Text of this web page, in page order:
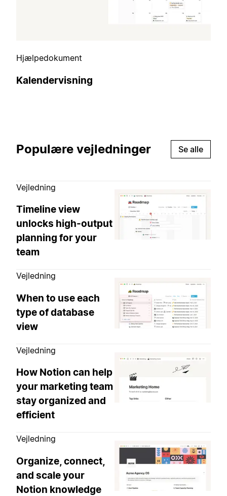
Hjælpedokument
Kalendervisning
Populære vejledninger Se alle
Vejledning
Timeline view
unlocks high-output
planning for your
team
Vejledning
When to use each
type of database
view
Vejledning
How Notion can help
your marketing team
stay organized and
efficient
Vejledning
Organize, connect,
and scale your
Notion knowledge